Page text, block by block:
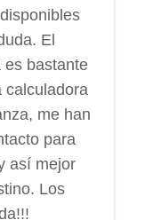
El
es bastante
calculadora
me han
para
así mejor
Los